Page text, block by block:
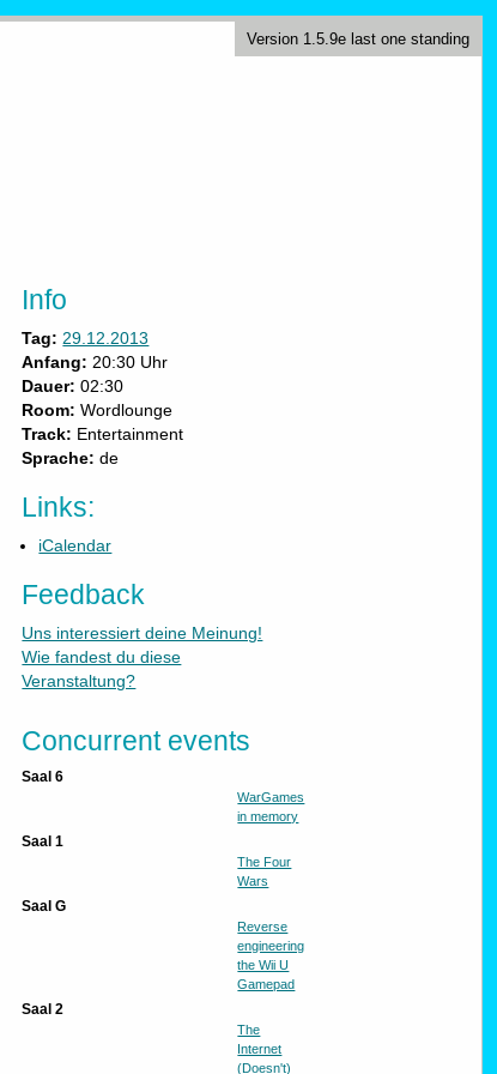
Version 1.5.9e last one standing
Info
Tag: 29.12.2013
Anfang: 20:30 Uhr
Dauer: 02:30
Room: Wordlounge
Track: Entertainment
Sprache: de
Links:
iCalendar
Feedback
Uns interessiert deine Meinung!
Wie fandest du diese
Veranstaltung?
Concurrent events
Saal 6
WarGames
in memory
Saal 1
The Four
Wars
Saal G
Reverse
engineering
the Wii U
Gamepad
Saal 2
The
Internet
(Doesn't)